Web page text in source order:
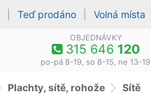
Teď prodáno Volná místa
OBJEDNÁVKY
315 646 120
po-pá 8-19, so 8-15, ne 13-19
Plachty, sítě, rohože Sítě